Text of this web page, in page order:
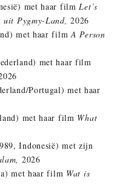
met haar filmLet’s
uit Pygmy-Land,2026
met haar filmA Person
met haar film
Portugal) met haar
met haar film What
Indonesië) met zijn
2026
met haar film Wat is